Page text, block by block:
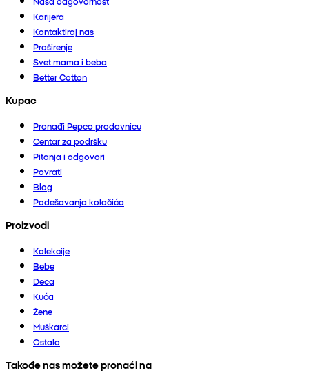
Karijera
Kontaktiraj nas
Proširenje
Svet mama i beba
Better Cotton
Kupac
Pronađi Pepco prodavnicu
Centar za podršku
Pitanja i odgovori
Povrati
Blog
Podešavanja kolačića
Proizvodi
Kolekcije
Bebe
Deca
Kuća
Žene
Muškarci
Ostalo
Takođe nas možete pronaći na